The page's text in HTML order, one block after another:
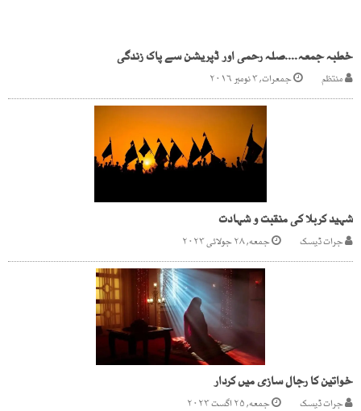
خطبہ جمعہ....صلہ رحمی اور ڈپریشن سے پاک زندگی
منتظم جمعرات, ۳ نومبر ۲۰۱۶
شہید کربلا کی منقبت و شہادت
جرات ڈیسک جمعه, ۲۸ جولائی ۲۰۲۳
خواتین کا رجال سازی میں کردار
جرات ڈیسک جمعه, ۲۵ اگست ۲۰۲۳